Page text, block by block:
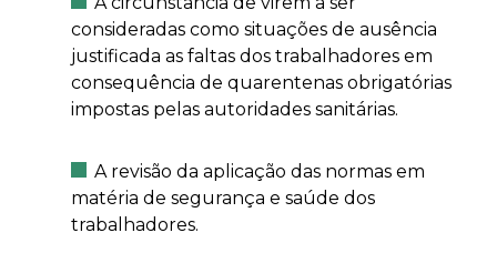
consideradas como situações de ausência
justificada as faltas dos trabalhadores em
consequência de quarentenas obrigatórias
impostas pelas autoridades sanitárias.
A revisão da aplicação das normas em
matéria de segurança e saúde dos
trabalhadores.